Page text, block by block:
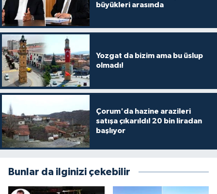
büyükleri arasında
Yozgat da bizim ama bu üslup
olmadı!
Çorum'da hazine arazileri
satışa çıkarıldı! 20 bin liradan
başlıyor
Bunlar da ilginizi çekebilir